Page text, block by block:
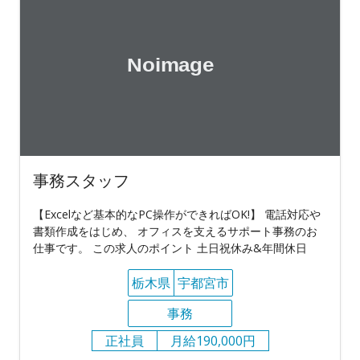
事務スタッフ
【Excelなど基本的なPC操作ができればOK!】 電話対応や
書類作成をはじめ、 オフィスを支えるサポート事務のお
仕事です。 この求人のポイント 土日祝休み&年間休日
栃木県 宇都宮市
事務
正社員
月給190,000円